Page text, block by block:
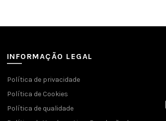
INFORMAÇÃO LEGAL
Política de privacidade
Política de Cookies
Política de qualidade